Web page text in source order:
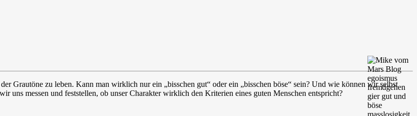
Grautöne zu leben. Kann man wirklich nur ein „bisschen gut“ oder ein „bisschen böse“ sein? Und wie können wir selbst
uns messen und feststellen, ob unser Charakter wirklich den Kriterien eines guten Menschen entspricht?